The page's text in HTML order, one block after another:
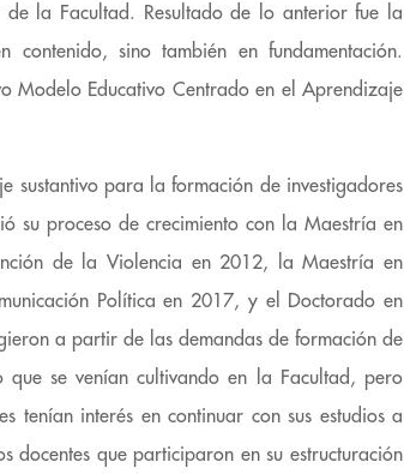
la Facultad. Resultado de lo anterior fue la
sino también en fundamentación.
Modelo Educativo Centrado en el Aprendizaje
sustantivo para la formación de investigadores
su proceso de crecimiento con la Maestría en
de la Violencia en 2012, la Maestría en
Política en 2017, y el Doctorado en
a partir de las demandas de formación de
que se venían cultivando en la Facultad, pero
tenían interés en continuar con sus estudios a
docentes que participaron en su estructuración